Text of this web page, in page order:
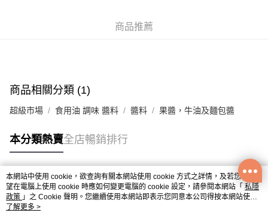
每筆HK$50.00，滿HK$200.00或以上免運費
UNY 門市自取
商品推薦
商品相關分類 (1)
超級市場 食用油 調味 醬料 醬料 果醬，牛油及麵包醬
本分類熱賣全店暢銷排行
熱門標籤
熱銷排行
本網站中使用 cookie，欲查詢有關本網站使用 cookie 方式之詳情，及若您不希
望在電腦上使用 cookie 時應如何變更電腦的 cookie 設定，請參閱本網站「 私隱
政策 」之 Cookie 聲明。您繼續使用本網站即表示您同意本公司得按本網站使用
條款之 Cookie 聲明使用 cookie。
了解更多 >